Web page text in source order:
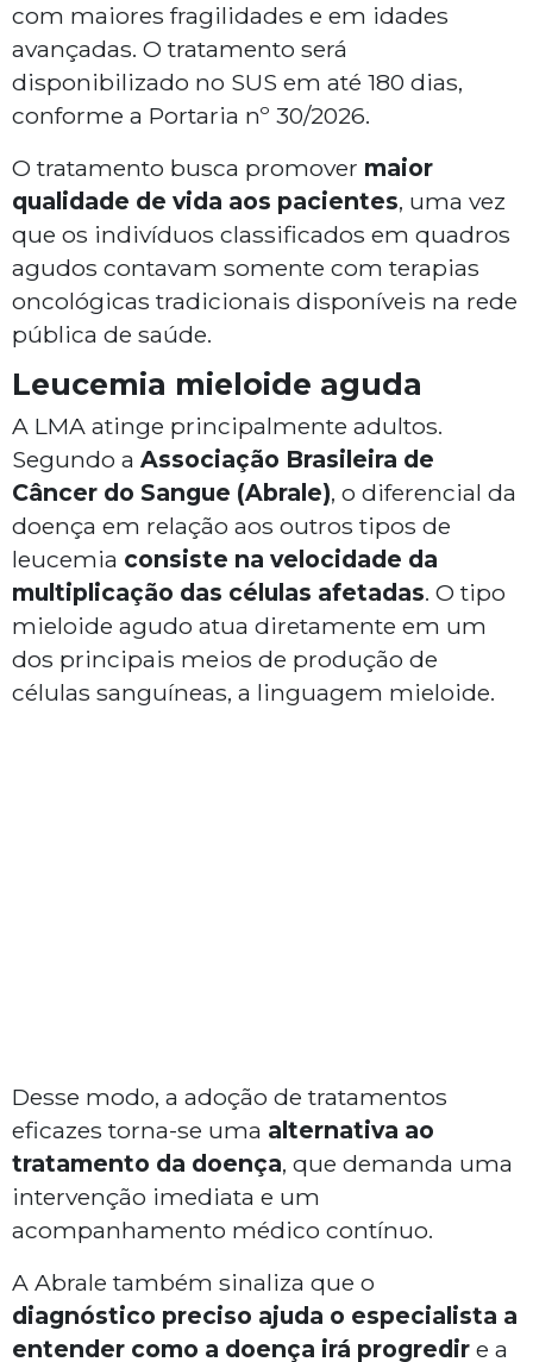
com maiores fragilidades e em idades
avançadas. O tratamento será
disponibilizado no SUS em até 180 dias,
conforme a Portaria nº 30/2026.
O tratamento busca promover maior
qualidade de vida aos pacientes, uma vez
que os indivíduos classificados em quadros
agudos contavam somente com terapias
oncológicas tradicionais disponíveis na rede
pública de saúde.
Leucemia mieloide aguda
A LMA atinge principalmente adultos.
Segundo a Associação Brasileira de
Câncer do Sangue (Abrale), o diferencial da
doença em relação aos outros tipos de
leucemia consiste na velocidade da
multiplicação das células afetadas. O tipo
mieloide agudo atua diretamente em um
dos principais meios de produção de
células sanguíneas, a linguagem mieloide.
Desse modo, a adoção de tratamentos
eficazes torna-se uma alternativa ao
tratamento da doença, que demanda uma
intervenção imediata e um
acompanhamento médico contínuo.
A Abrale também sinaliza que o
diagnóstico preciso ajuda o especialista a
entender como a doença irá progredir e a